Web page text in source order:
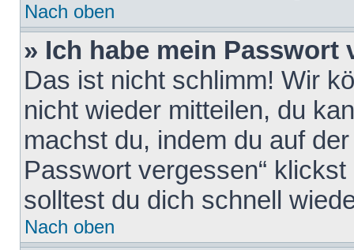
Nach oben
» Ich habe mein Passwort
Das ist nicht schlimm! Wir
nicht wieder mitteilen, du
machst du, indem du auf
Passwort vergessen“
solltest du dich schnell
Nach oben